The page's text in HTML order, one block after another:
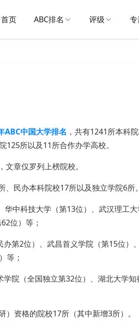
首页 ABC排名 评级
ABC中国大学排名 ，共有1241所本科
125所以及11所合作办学高校。
章仅罗列上榜院校。
民办本科院校17所以及独立学院6所。
中科技大学（第13位）、武汉理工
位）等；
第2位）、武昌首义学院（第15位）
等；
院（全国独立第32位）、湖北大学知
资格的院校17所（其中新增3所）。